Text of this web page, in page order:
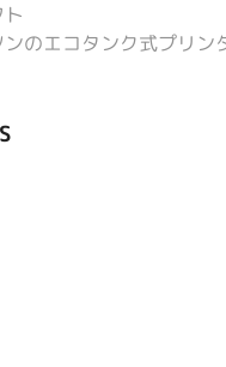
のエコタンク式プリン